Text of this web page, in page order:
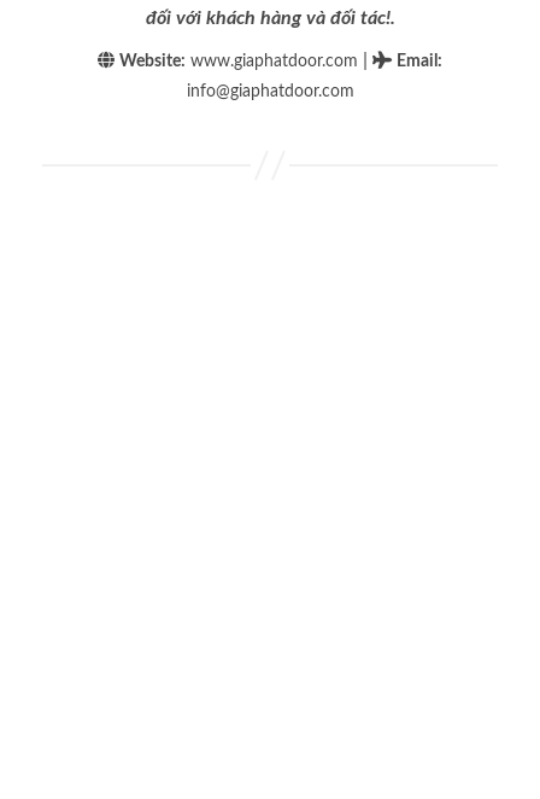
đối với khách hàng và đối tác!.
Website: www.giaphatdoor.com Email :
info@giaphatdoor.com